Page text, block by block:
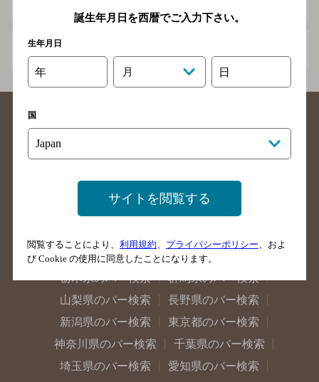
谷地
青森県のバー検索
岩手県のバー検索
宮城県のバー検索
福島県のバー検索
茨城県のバー検索
栃木県のバー検索
群馬県のバー検索
山梨県のバー検索
長野県のバー検索
新潟県のバー検索
東京都のバー検索
神奈川県のバー検索
千葉県のバー検索
埼玉県のバー検索
愛知県のバー検索
誕生年月日を西暦でご入力下さい。
生年月日
年 月 日
国
サイトを閲覧する
閲覧することにより、 利用規約 プライバシーポリシー 、およ
び Cookie の使用に同意したことになります。